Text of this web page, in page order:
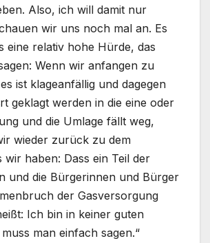
Also, ich will damit nur
wir uns noch mal an. Es
eine relativ hohe Hürde, das
Wenn wir anfangen zu
ist klageanfällig und dagegen
geklagt werden in die eine oder
und die Umlage fällt weg,
wieder zurück zu dem
wir haben: Dass ein Teil der
und die Bürgerinnen und Bürger
der Gasversorgung
Ich bin in keiner guten
man einfach sagen.“